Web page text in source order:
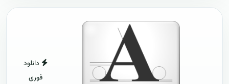
دانلود
فوری